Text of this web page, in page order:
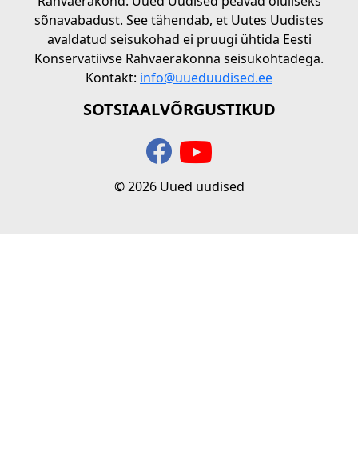
sõnavabadust. See tähendab, et Uutes Uudistes
avaldatud seisukohad ei pruugi ühtida Eesti
Konservatiivse Rahvaerakonna seisukohtadega.
Kontakt: info@uueduudised.ee
SOTSIAALVÕRGUSTIKUD
© 2026 Uued uudised